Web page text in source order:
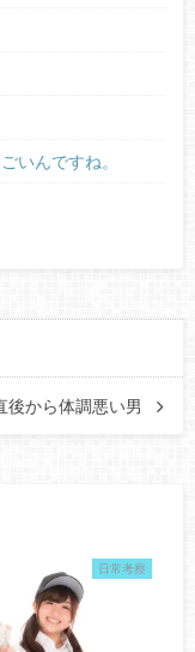
いんですね。
後から体調悪い男
日常考察